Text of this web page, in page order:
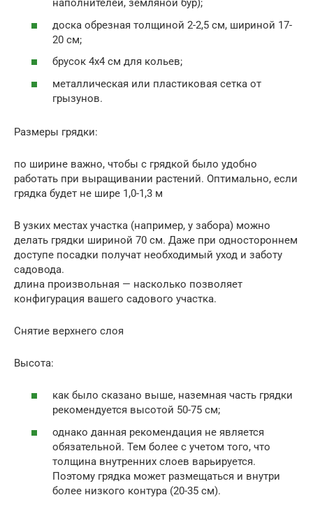
наполнителей, земляной бур);
доска обрезная толщиной 2-2,5 см, шириной 17-
20 см;
брусок 4х4 см для кольев;
металлическая или пластиковая сетка от
грызунов.
Размеры грядки:
по ширине важно, чтобы с грядкой было удобно
работать при выращивании растений. Оптимально, если
грядка будет не шире 1,0-1,3 м
В узких местах участка (например, у забора) можно
делать грядки шириной 70 см. Даже при одностороннем
доступе посадки получат необходимый уход и заботу
садовода.
длина произвольная — насколько позволяет
конфигурация вашего садового участка.
Снятие верхнего слоя
Высота:
как было сказано выше, наземная часть грядки
рекомендуется высотой 50-75 см;
однако данная рекомендация не является
обязательной. Тем более с учетом того, что
толщина внутренних слоев варьируется.
Поэтому грядка может размещаться и внутри
более низкого контура (20-35 см).